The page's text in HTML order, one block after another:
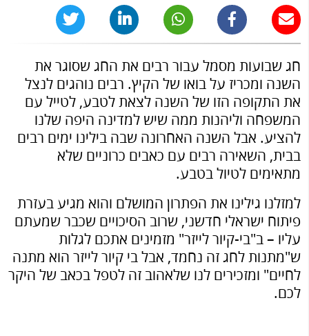
חג שבועות מסמל עבור רבים את החג שסוגר את
השנה ומכריז על בואו של הקיץ. רבים נוהגים לנצל
את התקופה הזו של השנה לצאת לטבע, לטייל עם
המשפחה וליהנות ממה שיש למדינה היפה שלנו
להציע. אבל השנה האחרונה שבה בילינו ימים רבים
בבית, השאירה רבים עם כאבים כרוניים שלא
מתאימים לטיול בטבע.
למזלנו גילינו את הפתרון המושלם והוא מגיע בעזרת
פיתוח ישראלי חדשני, שרוב הסיכויים שכבר שמעתם
עליו – ב"בי-קיור לייזר" מזמינים אתכם לגלות
ש"מתנות לחג זה נחמד, אבל בי קיור לייזר הוא מתנה
לחיים" ומזכירים לנו שלאהוב זה לטפל בכאב של היקר
לכם.